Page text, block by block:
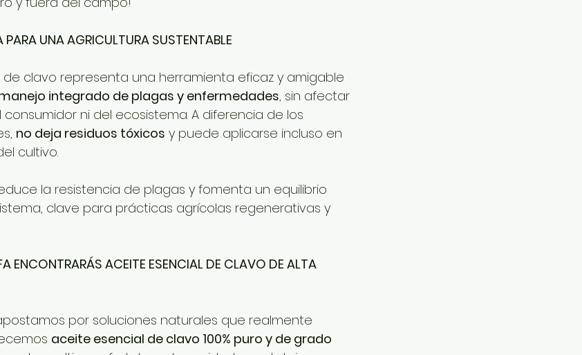
UNA AGRICULTURA SUSTENTABLE
de clavo representa una herramienta eficaz y amigable
integrado de plagas y enfermedades, sin afectar
ni del ecosistema. A diferencia de los
no deja residuos tóxicos y puede aplicarse incluso en
cultivo.
la resistencia de plagas y fomenta un equilibrio
clave para prácticas agrícolas regenerativas y
ENCONTRARÁS ACEITE ESENCIAL DE CLAVO DE ALTA
por soluciones naturales que realmente
aceite esencial de clavo 100% puro y de grado